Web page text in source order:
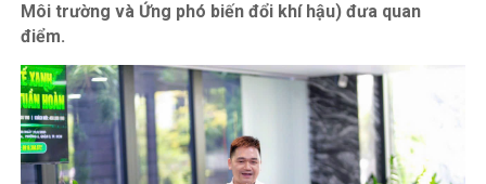
Môi trường và Ứng phó biến đổi khí hậu) đưa quan
điểm.